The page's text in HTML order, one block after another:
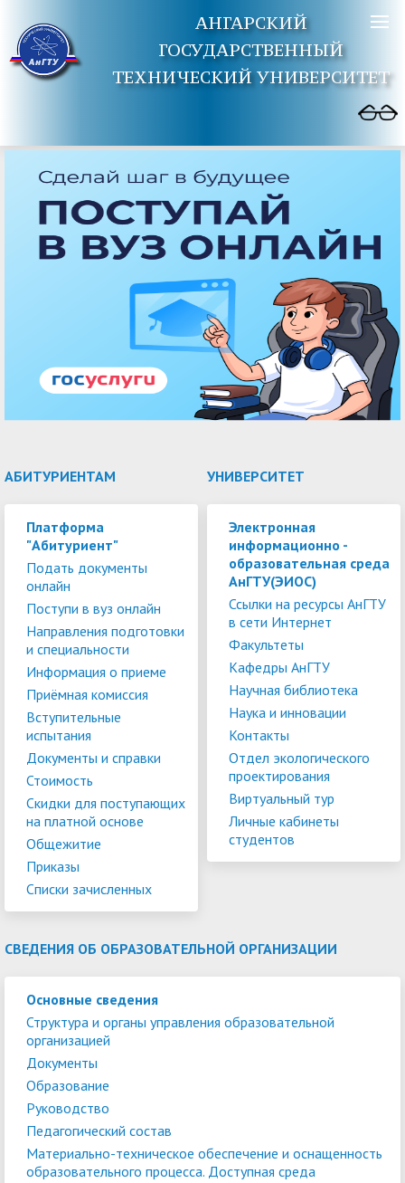
АНГАРСКИЙ
ГОСУДАРСТВЕННЫЙ
ТЕХНИЧЕСКИЙ УНИВЕРСИТЕТ
АБИТУРИЕНТАМ
Платформа
"Абитуриент"
Подать документы
онлайн
Поступи в вуз онлайн
Направления подготовки
и специальности
Информация о приеме
Приёмная комиссия
Вступительные
испытания
Документы и справки
Стоимость
Скидки для поступающих
на платной основе
Общежитие
Приказы
Списки зачисленных
УНИВЕРСИТЕТ
Электронная
информационно -
образовательная среда
АнГТУ(ЭИОС)
Ссылки на ресурсы АнГТУ
в сети Интернет
Факультеты
Кафедры АнГТУ
Научная библиотека
Наука и инновации
Контакты
Отдел экологического
проектирования
Виртуальный тур
Личные кабинеты
студентов
СВЕДЕНИЯ ОБ ОБРАЗОВАТЕЛЬНОЙ ОРГАНИЗАЦИИ
Основные сведения
Структура и органы управления образовательной
организацией
Документы
Образование
Руководство
Педагогический состав
Материально-техническое обеспечение и оснащенность
образовательного процесса. Доступная среда